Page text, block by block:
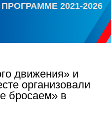
2021-2026
движения» и
организовали
бросаем» в